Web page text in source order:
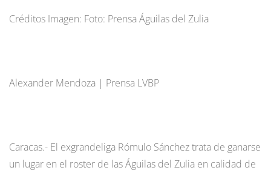
Créditos Imagen: Foto: Prensa Águilas del Zulia
Alexander Mendoza | Prensa LVBP
Caracas.- El exgrandeliga Rómulo Sánchez trata de ganarse
un lugar en el roster de las Águilas del Zulia en calidad de